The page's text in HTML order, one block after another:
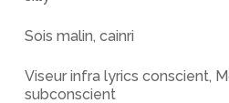
Sois malin, cainri
Viseur infra lyrics conscient,
subconscient